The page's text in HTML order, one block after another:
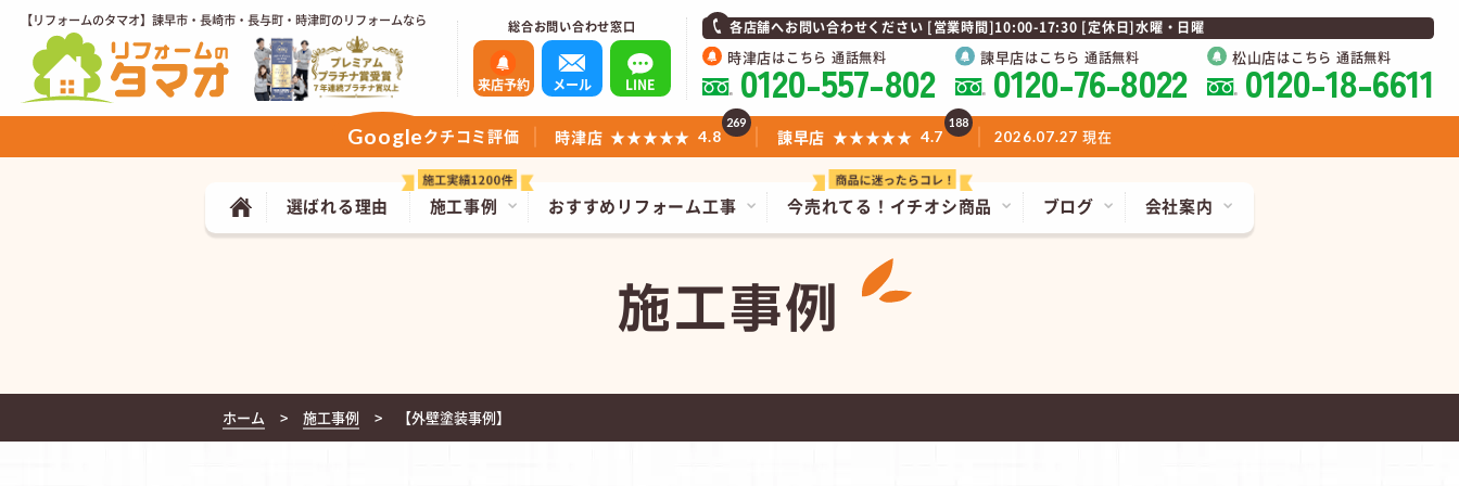
【リフォームのタマオ】諫早市・長崎市・長与町・時津町のリフォームなら 総合お問い合わせ窓口
来店予約 メール LINE
各店舗へお問い合わせください [営業時間]10:00-17:30 [定休日]水曜・日曜
時津店はこちら 通話無料
0120-557-802 諫早店はこちら 通話無料
0120-76-8022 松山店はこちら 通話無料
0120-18-6611
今売れてる！ イチオシ商品
施工事例 おすすめリフォーム工事
選ばれる理由 ブログ 会社案内
Googleクチコミ評価 時津店 ★★★★★ 4.8
269
諫早店 ★★★★★ 4.7
188
2026.07.27 現在
施工事例
ホーム 施工事例 【外壁塗装事例】